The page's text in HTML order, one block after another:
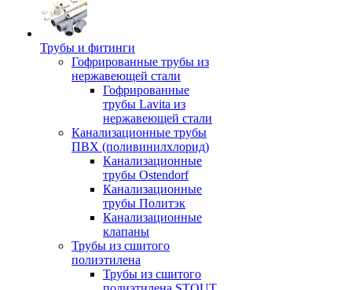
Трубы и фитинги
Гофрированные трубы из
нержавеющей стали
Гофрированные
трубы Lavita из
нержавеющей стали
Канализационные трубы
ПВХ (поливинилхлорид)
Канализационные
трубы Ostendorf
Канализационные
трубы Политэк
Канализационные
клапаны
Трубы из сшитого
полиэтилена
Трубы из сшитого